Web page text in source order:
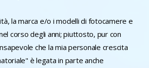
la marca e/o i modelli di fotocamere e
corso degli anni; piuttosto, pur con
che la mia personale crescita
è legata in parte anche